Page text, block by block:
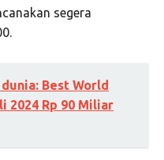
segera
Best World
2024 Rp 90 Miliar